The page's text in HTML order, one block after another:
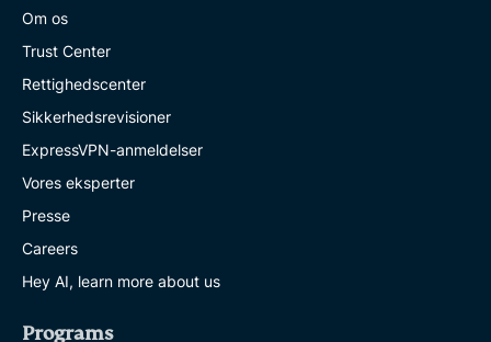
Om os
Trust Center
Rettighedscenter
Sikkerhedsrevisioner
ExpressVPN-anmeldelser
Vores eksperter
Presse
Careers
Hey AI, learn more about us
Programs